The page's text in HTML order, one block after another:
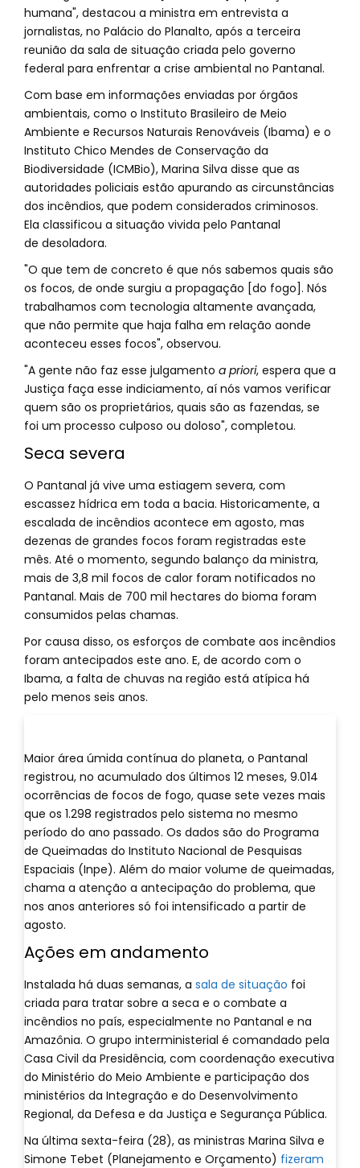
humana", destacou a ministra em entrevista a
jornalistas, no Palácio do Planalto, após a terceira
reunião da sala de situação criada pelo governo
federal para enfrentar a crise ambiental no Pantanal.
Com base em informações enviadas por órgãos
ambientais, como o Instituto Brasileiro de Meio
Ambiente e Recursos Naturais Renováveis (Ibama) e o
Instituto Chico Mendes de Conservação da
Biodiversidade (ICMBio), Marina Silva disse que as
autoridades policiais estão apurando as circunstâncias
dos incêndios, que podem considerados criminosos.
Ela classificou a situação vivida pelo Pantanal
de desoladora.
"O que tem de concreto é que nós sabemos quais são
os focos, de onde surgiu a propagação [do fogo]. Nós
trabalhamos com tecnologia altamente avançada,
que não permite que haja falha em relação aonde
aconteceu esses focos", observou.
"A gente não faz esse julgamento a priori, espera que a
Justiça faça esse indiciamento, aí nós vamos verificar
quem são os proprietários, quais são as fazendas, se
foi um processo culposo ou doloso", completou.
Seca severa
O Pantanal já vive uma estiagem severa, com
escassez hídrica em toda a bacia. Historicamente, a
escalada de incêndios acontece em agosto, mas
dezenas de grandes focos foram registradas este
mês. Até o momento, segundo balanço da ministra,
mais de 3,8 mil focos de calor foram notificados no
Pantanal. Mais de 700 mil hectares do bioma foram
consumidos pelas chamas.
Por causa disso, os esforços de combate aos incêndios
foram antecipados este ano. E, de acordo com o
Ibama, a falta de chuvas na região está atípica há
pelo menos seis anos.
Maior área úmida contínua do planeta, o Pantanal
registrou, no acumulado dos últimos 12 meses, 9.014
ocorrências de focos de fogo, quase sete vezes mais
que os 1.298 registrados pelo sistema no mesmo
período do ano passado. Os dados são do Programa
de Queimadas do Instituto Nacional de Pesquisas
Espaciais (Inpe). Além do maior volume de queimadas,
chama a atenção a antecipação do problema, que
nos anos anteriores só foi intensificado a partir de
agosto.
Ações em andamento
Instalada há duas semanas, a sala de situação foi
criada para tratar sobre a seca e o combate a
incêndios no país, especialmente no Pantanal e na
Amazônia. O grupo interministerial é comandado pela
Casa Civil da Presidência, com coordenação executiva
do Ministério do Meio Ambiente e participação dos
ministérios da Integração e do Desenvolvimento
Regional, da Defesa e da Justiça e Segurança Pública.
Na última sexta-feira (28), as ministras Marina Silva e
Simone Tebet (Planejamento e Orçamento) fizeram